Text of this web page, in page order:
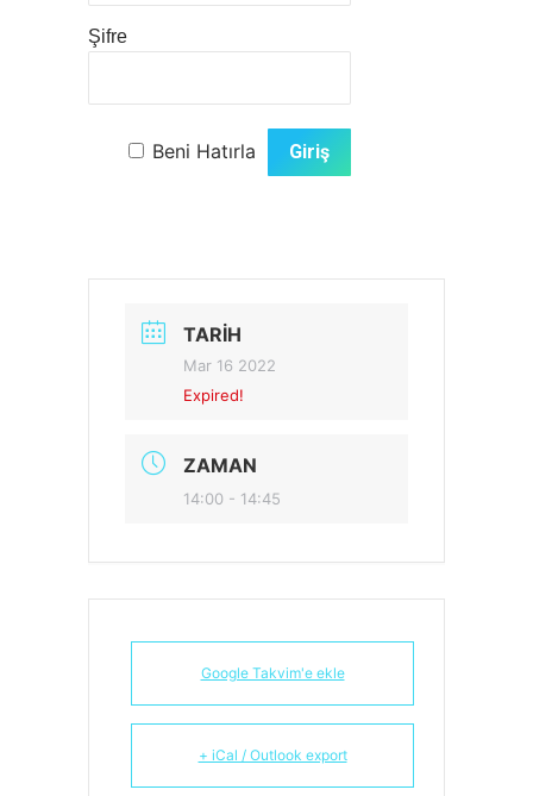
Şifre
Beni Hatırla
TARIH
Mar 16 2022
Expired!
ZAMAN
14:00 - 14:45
Google Takvim'e ekle
+ iCal / Outlook export